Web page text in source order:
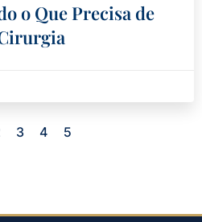
o Que Precisa de
3 4 5